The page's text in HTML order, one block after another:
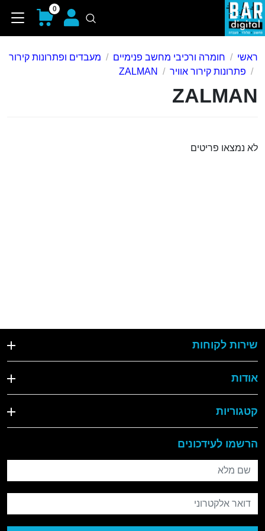
0
ראשי חומרה ורכיבי מחשב פנימיים
מעבדים ופתרונות קירור
פתרונות קירור אוויר
ZALMAN
ZALMAN
לא נמצאו פריטים
שירות לקוחות
אודות
קטגוריות
הרשמו לעידכונים
שם מלא
דואר אלקטרוני